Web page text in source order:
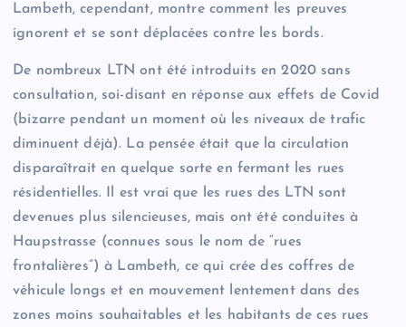
Lambeth, cependant, montre comment les preuves
ignorent et se sont déplacées contre les bords.
De nombreux LTN ont été introduits en 2020 sans
consultation, soi-disant en réponse aux effets de Covid
(bizarre pendant un moment où les niveaux de trafic
diminuent déjà). La pensée était que la circulation
disparaîtrait en quelque sorte en fermant les rues
résidentielles. Il est vrai que les rues des LTN sont
devenues plus silencieuses, mais ont été conduites à
Haupstrasse (connues sous le nom de “rues
frontalières”) à Lambeth, ce qui crée des coffres de
véhicule longs et en mouvement lentement dans des
zones moins souhaitables et les habitants de ces rues